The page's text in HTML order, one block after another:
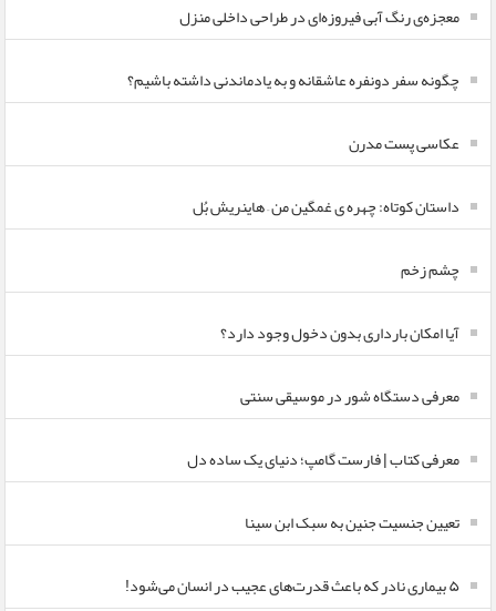
معجزه‌ی رنگ آبی فیروزه‌ای در طراحی داخلی منزل
چگونه سفر دونفره عاشقانه و به یادماندنی داشته باشیم؟
عکاسی پست مدرن
داستان کوتاه: چهره ی غمگین من – هاینریش بُل
چشم زخم
آیا امکان بارداری بدون دخول وجود دارد؟
معرفی دستگاه شور در موسیقی سنتی
معرفی کتاب | فارست گامپ؛ دنیای یک ساده دل
تعیین جنسیت جنین به سبک ابن سینا
۵ بیماری نادر که باعث قدرت‌های عجیب در انسان می‌شود!